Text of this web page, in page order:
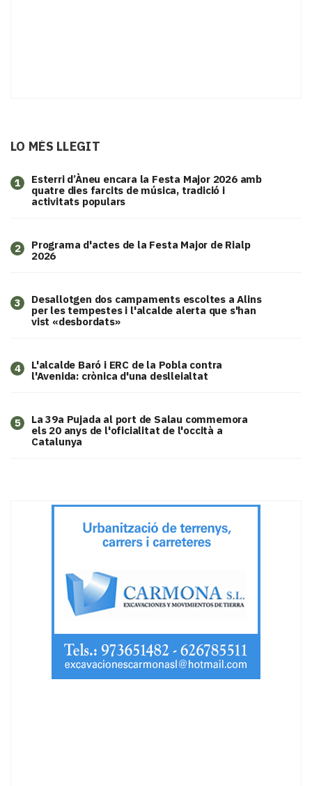
LO MÉS LLEGIT
1
Esterri d’Àneu encara la Festa Major 2026 amb
quatre dies farcits de música, tradició i
activitats populars
2
Programa d'actes de la Festa Major de Rialp
2026
3
​Desallotgen dos campaments escoltes a Alins
per les tempestes i l'alcalde alerta que s'han
vist «desbordats»
4
L'alcalde Baró i ERC de la Pobla contra
l'Avenida: crònica d'una deslleialtat
5
​La 39a Pujada al port de Salau commemora
els 20 anys de l'oficialitat de l'occità a
Catalunya